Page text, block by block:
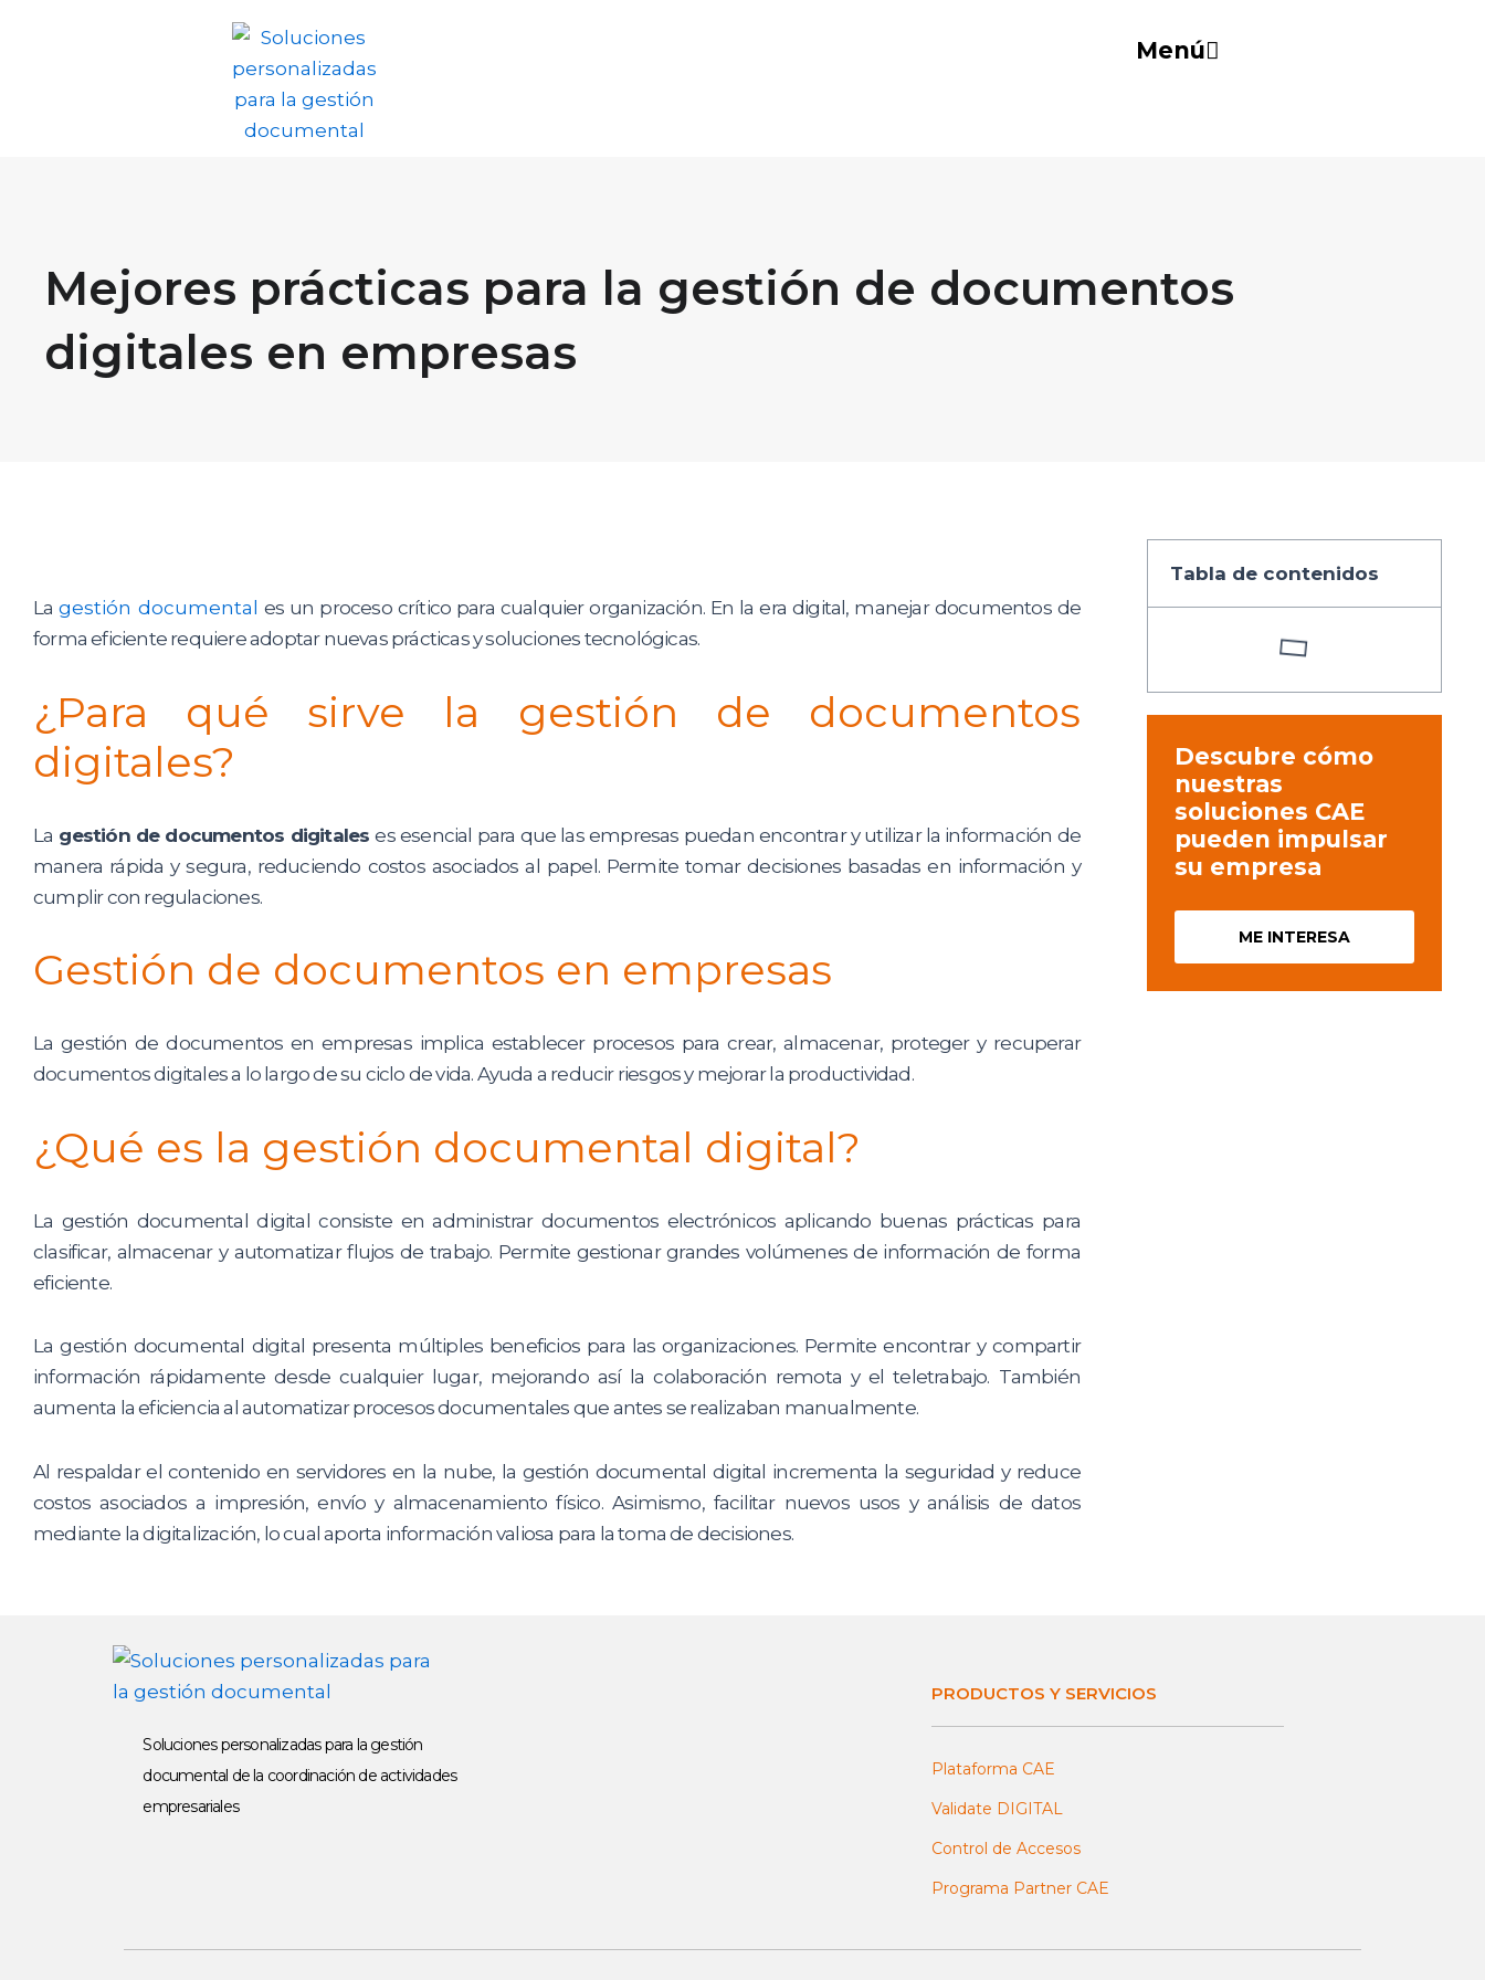
Menú
Mejores prácticas para la gestión de documentos
digitales en empresas
Lagestión documental es un proceso crítico para cualquier organización. En la era digital, manejar documentos de
forma eficiente requiere adoptar nuevas prácticas y soluciones tecnológicas.
¿Para qué sirve la gestión de documentos
digitales?
La gestión de documentos digitaleses esencial para que las empresas puedan encontrar y utilizar la información de
manera rápida y segura, reduciendo costos asociados al papel. Permite tomar decisiones basadas en información y
cumplir con regulaciones.
Gestión de documentos en empresas
La gestión de documentos en empresas implica establecer procesos para crear, almacenar, proteger y recuperar
documentos digitales a lo largo de su ciclo de vida. Ayuda a reducir riesgos y mejorar la productividad.
¿Qué es la gestión documental digital?
La gestión documental digital consiste en administrar documentos electrónicos aplicando buenas prácticas para
clasificar, almacenar y automatizar flujos de trabajo. Permite gestionar grandes volúmenes de información de forma
eficiente.
La gestión documental digital presenta múltiples beneficios para las organizaciones. Permite encontrar y compartir
información rápidamente desde cualquier lugar, mejorando así la colaboración remota y el teletrabajo. También
aumenta la eficiencia al automatizar procesos documentales que antes se realizaban manualmente.
Al respaldar el contenido en servidores en la nube, la gestión documental digital incrementa la seguridad y reduce
costos asociados a impresión, envío y almacenamiento físico. Asimismo, facilitar nuevos usos y análisis de datos
mediante la digitalización, lo cual aporta información valiosa para la toma de decisiones.
Tabla de contenidos
Descubre cómo
nuestras
soluciones CAE
pueden impulsar
su empresa
ME INTERESA
Soluciones personalizadas para la gestión
documental de la coordinación de actividades
empresariales
PRODUCTOS Y SERVICIOS
Plataforma CAE
Validate DIGITAL
Control de Accesos
Programa Partner CAE